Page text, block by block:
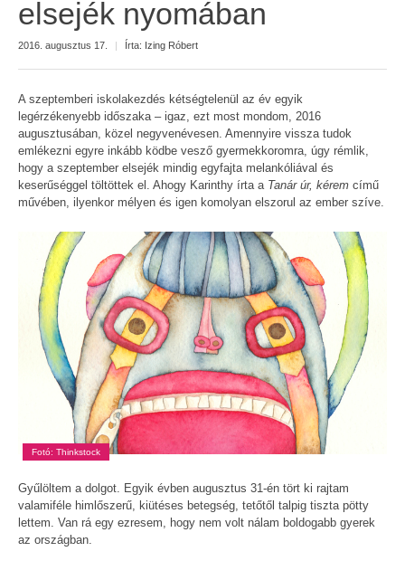
elsejék nyomában
2016. augusztus 17. | Írta: Izing Róbert
A szeptemberi iskolakezdés kétségtelenül az év egyik
legérzékenyebb időszaka – igaz, ezt most mondom, 2016
augusztusában, közel negyvenévesen. Amennyire vissza tudok
emlékezni egyre inkább ködbe vesző gyermekkoromra, úgy rémlik,
hogy a szeptember elsejék mindig egyfajta melankóliával és
keserűséggel töltöttek el. Ahogy Karinthy írta a Tanár úr, kérem című
művében, ilyenkor mélyen és igen komolyan elszorul az ember szíve.
Fotó: Thinkstock
Gyűlöltem a dolgot. Egyik évben augusztus 31-én tört ki rajtam
valamiféle himlőszerű, kiütéses betegség, tetőtől talpig tiszta pötty
lettem. Van rá egy ezresem, hogy nem volt nálam boldogabb gyerek
az országban.